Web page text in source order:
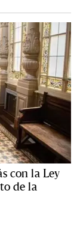
con la Ley
de la